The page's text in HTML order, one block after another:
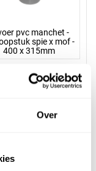
Over
pvc manchet -
spie x mof -
400 x 315mm
spie x mof -